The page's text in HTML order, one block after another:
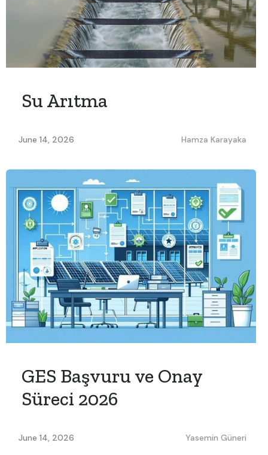
Su Arıtma
June 14, 2026 Hamza Karayaka
GES Başvuru ve Onay
Süreci 2026
June 14, 2026 Yasemin Güneri